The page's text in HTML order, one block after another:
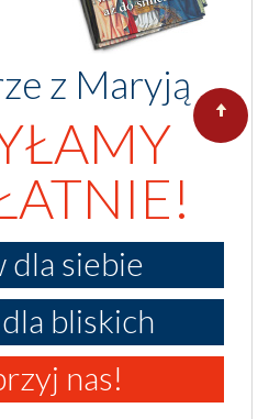
z Maryją
dla siebie
bliskich
nas!